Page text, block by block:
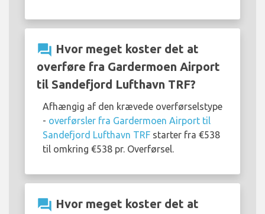
question_answer Hvor meget koster det at
overføre fra Gardermoen Airport
til Sandefjord Lufthavn TRF?
Afhængig af den krævede overførselstype
- overførsler fra Gardermoen Airport til
Sandefjord Lufthavn TRF starter fra €538
til omkring €538 pr. Overførsel.
question_answer Hvor meget koster det at